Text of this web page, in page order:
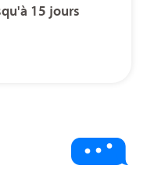
15 jours